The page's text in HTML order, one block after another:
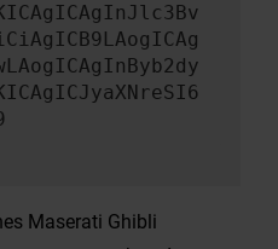
Maserati Ghibli